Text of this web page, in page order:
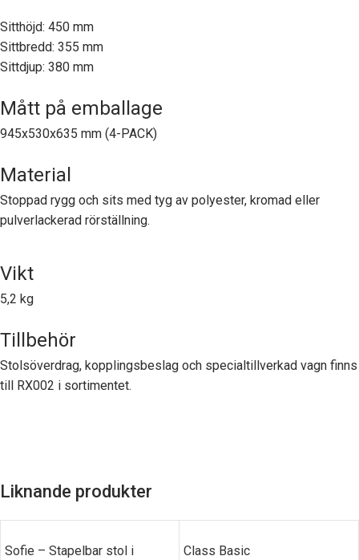
Sitthöjd: 450 mm
Sittbredd: 355 mm
Sittdjup: 380 mm
Mått på emballage
945x530x635 mm (4-PACK)
Material
Stoppad rygg och sits med tyg av polyester, kromad eller
pulverlackerad rörställning.
Vikt
5,2 kg
Tillbehör
Stolsöverdrag, kopplingsbeslag och specialtillverkad vagn finns
till RX002 i sortimentet.
Liknande produkter
Sofie – Stapelbar stol i
Class Basic